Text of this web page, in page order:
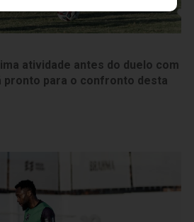
atividade antes do duelo com
pronto para o confronto desta